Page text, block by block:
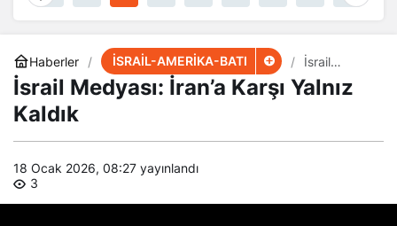
Haberler İSRAİL-AMERİKA-BATI
İsrail
Medyası:
İran’a Karşı
İsrail Medyası: İran’a Karşı Yalnız
Kaldık
18 Ocak 2026, 08:27 yayınlandı
3